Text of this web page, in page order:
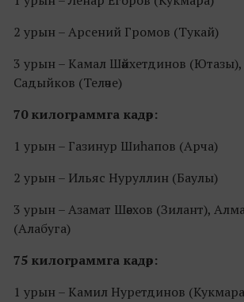
2 урын – Арсений Громов (Тукай)
3 урын – Камал Шәйхетдинов
Садыйков (Теләче)
70 килограммга кадәр:
1 урын – Газинур Шиһапов (Арча)
2 урын – Ильяс Нуруллин (Баулы)
3 урын – Азамат Шәехов (Зилант),
(Алабуга)
75 килограммга кадәр:
1 урын – Камил Нуретдинов